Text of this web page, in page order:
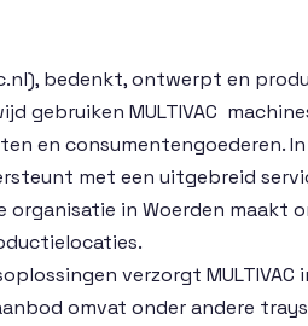
bedenkt, ontwerpt en
gebruiken MULTIVAC
en consumentengoederen. In
met een uitgebreid
organisatie in Woerden maakt
verzorgt MULTIVAC
omvat onder andere